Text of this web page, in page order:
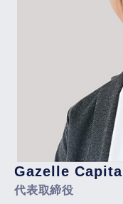
Gazelle
代表取締役